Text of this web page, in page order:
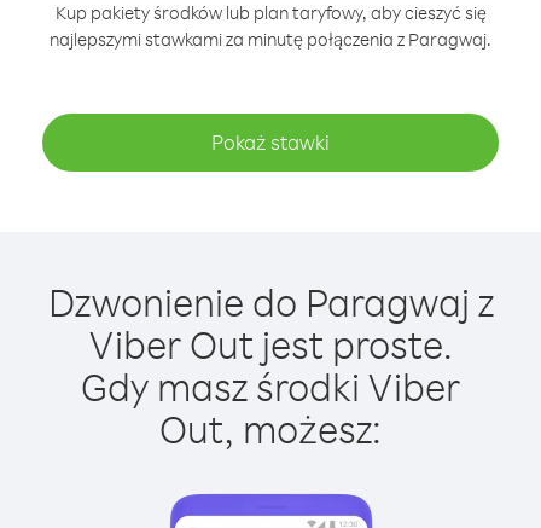
Kup pakiety środków lub plan taryfowy, aby cieszyć się
najlepszymi stawkami za minutę połączenia z Paragwaj.
Pokaż stawki
Dzwonienie do Paragwaj z
Viber Out jest proste.
Gdy masz środki Viber
Out, możesz: